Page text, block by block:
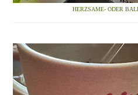
HERZSAME- ODER